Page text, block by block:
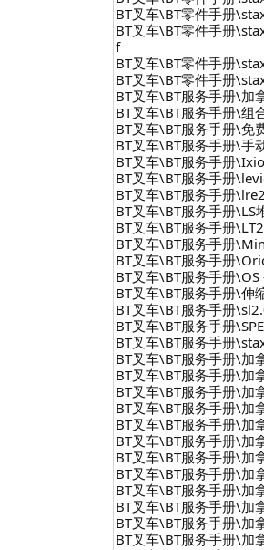
BT叉车\BT零件手册
BT叉车\BT零件手册
f
BT叉车\BT零件手册
BT叉车\BT零件手册
BT叉车\BT服务手册\加
BT叉车\BT服务手册\组
BT叉车\BT服务手册\免
BT叉车\BT服务手册\手
BT叉车\BT服务手册
BT叉车\BT服务手册
BT叉车\BT服务手册
BT叉车\BT服务手册\LS
BT叉车\BT服务手册
BT叉车\BT服务手册
BT叉车\BT服务手册
BT叉车\BT服务手册\OS
BT叉车\BT服务手册\伸
BT叉车\BT服务手册
BT叉车\BT服务手册
BT叉车\BT服务手册
BT叉车\BT服务手册\加
BT叉车\BT服务手册\加
BT叉车\BT服务手册\加
BT叉车\BT服务手册\加
BT叉车\BT服务手册\加
BT叉车\BT服务手册\加
BT叉车\BT服务手册\加
BT叉车\BT服务手册\加
BT叉车\BT服务手册\加
BT叉车\BT服务手册\加
BT叉车\BT服务手册\加
BT叉车\BT服务手册\